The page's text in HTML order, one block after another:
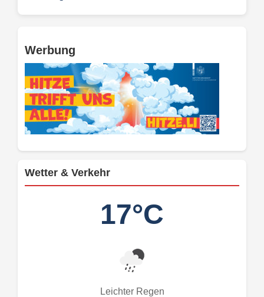
Werbung
Wetter & Verkehr
17°C
Leichter Regen